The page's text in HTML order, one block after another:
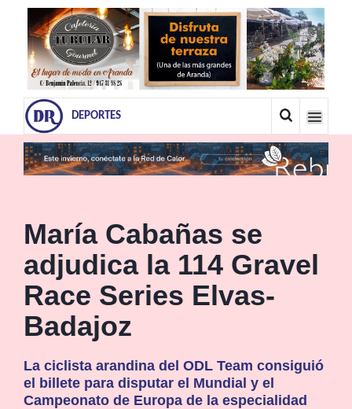
DEPORTES
María Cabañas se
adjudica la 114 Gravel
Race Series Elvas-
Badajoz
La ciclista arandina del ODL Team consiguió
el billete para disputar el Mundial y el
Campeonato de Europa de la especialidad